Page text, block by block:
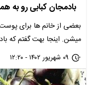
بادمجان کبابی رو به
بعضی از خانم ها برای
میشن. اینجا بهت گفتم که
۰۹ شهریور ۱۴۰۲ - ۱۲:۲۰